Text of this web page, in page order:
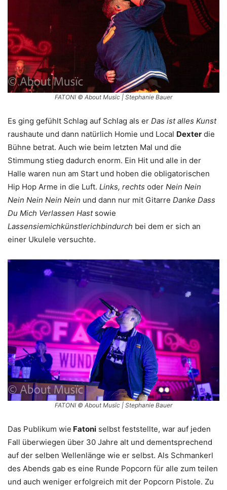
FATONI © About Musïc | Stephanie Bauer
Es ging gefühlt Schlag auf Schlag als er Das ist alles Kunst
raushaute und dann natürlich Homie und Local Dexter die
Bühne betrat. Auch wie beim letzten Mal und die
Stimmung stieg dadurch enorm. Ein Hit und alle in der
Halle waren nun am Start und hoben die obligatorischen
Hip Hop Arme in die Luft. Links, rechts oder Nein Nein
Nein Nein Nein Nein und dann nur mit Gitarre Danke Dass
Du Mich Verlassen Hast sowie
Lassensiemichkünstlerichbindurch bei dem er sich an
einer Ukulele versuchte.
FATONI © About Musïc | Stephanie Bauer
Das Publikum wie Fatoni selbst feststellte, war auf jeden
Fall überwiegen über 30 Jahre alt und dementsprechend
auf der selben Wellenlänge wie er selbst. Als Schmankerl
des Abends gab es eine Runde Popcorn für alle zum teilen
und auch weniger erfolgreich mit der Popcorn Pistole. Zu